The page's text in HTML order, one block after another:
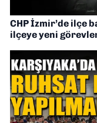
CHP İzmir’de ilçe
ilçeye yeni